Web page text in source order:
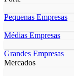
Pequenas Empresas
Médias Empresas
Grandes Empresas
Mercados